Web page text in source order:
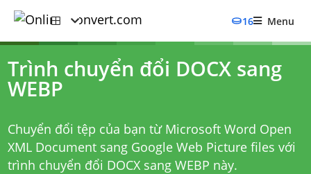
16 Menu
Trình chuyển đổi DOCX sang
WEBP
Chuyển đổi tệp của bạn từ Microsoft Word Open
XML Document sang Google Web Picture files với
trình chuyển đổi DOCX sang WEBP này.